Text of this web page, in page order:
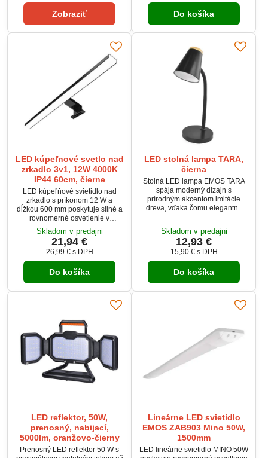
vypínač na hlavici zaručuje
pohodlné ovládanie. Úsporná
LED technológia ponúka dlhú
Zobraziť
60 W a svetelný tok do 4200 lm
zabezpečia silné a rovnomerné
osvetlenie priestoru. Elegantný
prírodný dizajn vytvára príjemnú
atmosféru v obývačke, kancelárii
aj reprezentatívnom...
Do košíka
LED kúpeľnové svetlo nad
zrkadlo 3v1, 12W 4000K
IP44 60cm, čierne
LED kúpeľňové svietidlo nad
zrkadlo s príkonom 12 W a
dĺžkou 600 mm poskytuje silné a
rovnomerné osvetlenie v
neutrálnej bielej farbe 4000 K.
Vďaka vyhotoveniu 3v1 je určené
na montáž na zrkadlo, stenu aj
zrkadlovú skrinku. Vysoký
svetelný tok 780 lm a široký uhol
svietenia 120° zabezpečujú
každodennej hygiene. Krytie
IP44 umožňuje bezpečné
Skladom v predajni
21,94 €
26,99 € s DPH
Do košíka
LED stolná lampa TARA,
čierna
Stolná LED lampa EMOS TARA
spája moderný dizajn s
prírodným akcentom imitácie
dreva, vďaka čomu elegantne
ideálne na prácu, štúdium aj
čítanie. Ohybný krk umožňuje
presné nasmerovanie svetla a
vypínač na hlavici zaručuje
pohodlné ovládanie. Úsporná
LED technológia ponúka dlhú
Skladom v predajni
12,93 €
15,90 € s DPH
Do košíka
LED reflektor, 50W,
prenosný, nabijací,
5000lm, oranžovo-čierny
Prenosný LED reflektor 50 W s
Lineárne LED svietidlo
EMOS ZAB903 Mino 50W,
1500mm
LED lineárne svietidlo MINO 50W